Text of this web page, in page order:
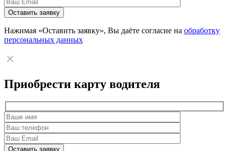
Нажимая «Оставить заявку», Вы даёте согласие на обработку
персональных данных
Приобрести карту водителя